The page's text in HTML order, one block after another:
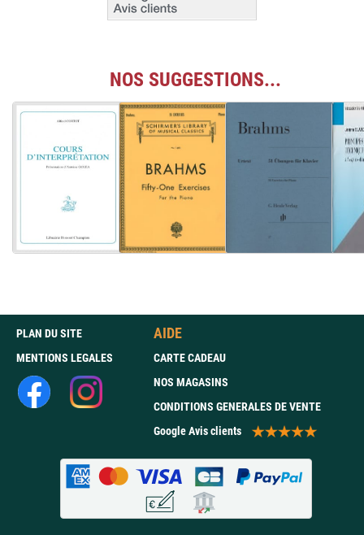
NOS SUGGESTIONS...
PLAN DU SITE
MENTIONS LEGALES
AIDE
CARTE CADEAU
NOS MAGASINS
CONDITIONS GENERALES DE VENTE
Google Avis clients